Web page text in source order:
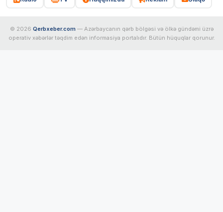
© 2026 Qerbxeber.com — Azərbaycanın qərb bölgəsi və ölkə gündəmi üzrə
operativ xəbərlər təqdim edən informasiya portalıdır. Bütün hüquqlar qorunur.